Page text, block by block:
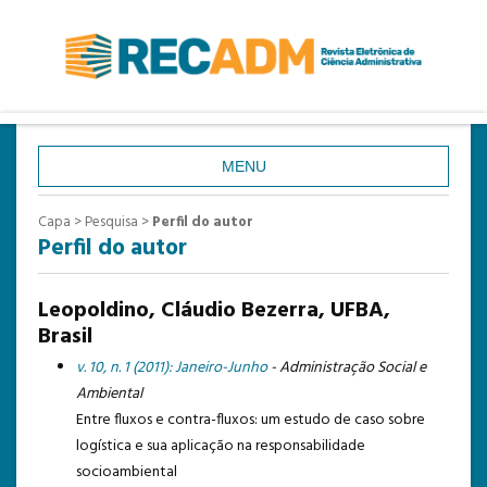
MENU
CAPA
SOBRE
CADASTRO
PESQUISA
ATUAL
ANTERIORES
Capa >Pesquisa >Perfil do autor
Perfil do autor
Leopoldino, Cláudio Bezerra, UFBA,
Brasil
v. 10, n. 1 (2011): Janeiro-Junho- Administração Social e
Ambiental
Entre fluxos e contra-fluxos: um estudo de caso sobre
logística e sua aplicação na responsabilidade
socioambiental